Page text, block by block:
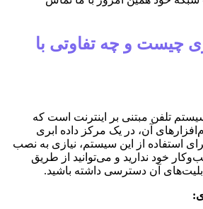
چیست و چه تفاوتی با
تلفن مبتنی بر اینترنت است که
آن، در یک مرکز داده ابری
استفاده از این سیستم، نیازی به نصب
خود ندارید و می‌توانید از طریق
آن دسترسی داشته باشید.